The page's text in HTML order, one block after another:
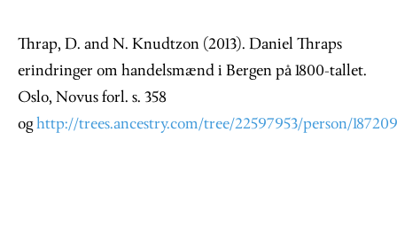
Thrap, D. and N. Knudtzon (2013). Daniel Thraps
erindringer om handelsmænd i Bergen på 1800-tallet.
Oslo, Novus forl. s. 358
oghttp://trees.ancestry.com/tree/22597953/person/